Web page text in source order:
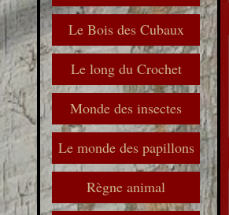
Le Bois des Cubaux
Le long du Crochet
Monde des insectes
Le monde des papillons
Règne animal